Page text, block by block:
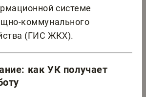
системе
коммунального
(ГИС ЖКХ).
как УК получает